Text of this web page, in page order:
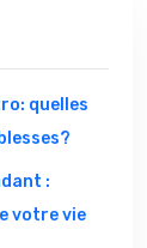
quelles
:
votre vie